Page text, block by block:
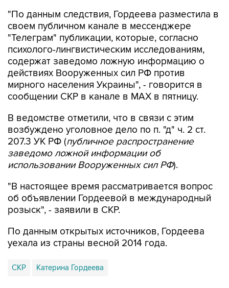
"По данным следствия, Гордеева разместила в
своем публичном канале в мессенджере
"Телеграм" публикации, которые, согласно
психолого-лингвистическим исследованиям,
содержат заведомо ложную информацию о
действиях Вооруженных сил РФ против
мирного населения Украины", - говорится в
сообщении СКР в канале в MAX в пятницу.
В ведомстве отметили, что в связи с этим
возбуждено уголовное дело по п. "д" ч. 2 ст.
207.3 УК РФ (публичное распространение
заведомо ложной информации об
использовании Вооруженных сил РФ).
"В настоящее время рассматривается вопрос
об объявлении Гордеевой в международный
розыск", - заявили в СКР.
По данным открытых источников, Гордеева
уехала из страны весной 2014 года.
СКР Катерина Гордеева